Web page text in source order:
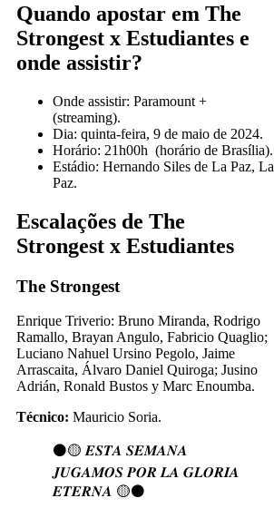
Quando apostar em The
Strongest x Estudiantes e
onde assistir?
Onde assistir: Paramount +
(streaming).
Dia: quinta-feira, 9 de maio de 2024.
Horário: 21h00h (horário de Brasília).
Estádio: Hernando Siles de La Paz, La
Paz.
Escalações de The
Strongest x Estudiantes
The Strongest
Enrique Triverio: Bruno Miranda, Rodrigo
Ramallo, Brayan Angulo, Fabricio Quaglio;
Luciano Nahuel Ursino Pegolo, Jaime
Arrascaita, Álvaro Daniel Quiroga; Jusino
Adrián, Ronald Bustos y Marc Enoumba.
Técnico: Mauricio Soria.
⚫🟡 𝑬𝑺𝑻𝑨 𝑺𝑬𝑴𝑨𝑵𝑨
𝑱𝑼𝑮𝑨𝑴𝑶𝑺 𝑷𝑶𝑹 𝑳𝑨 𝑮𝑳𝑶𝑹𝑰𝑨
𝑬𝑻𝑬𝑹𝑵𝑨 🟡⚫